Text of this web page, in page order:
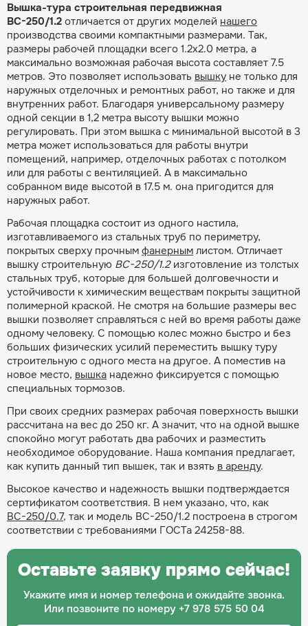
Вышка-тура строительная передвижная
ВС-250/1.2 отличается от других моделей нашего
производства своими компактными размерами. Так,
размеры рабочей площадки всего 1.2х2.0 метра, а
максимально возможная рабочая высота составляет 7.5
метров. Это позволяет использовать вышку не только для
наружных отделочных и ремонтных работ, но также и для
внутренних работ. Благодаря универсальному размеру
одной секции в 1,2 метра высоту вышки можно
регулировать. При этом вышка с минимальной высотой в 3
метра может использоваться для работы внутри
помещений, например, отделочных работах с потолком
или для работы с вентиляцией. А в максимально
собранном виде высотой в 17.5 м. она пригодится для
наружных работ.
Рабочая площадка состоит из одного настила,
изготавливаемого из стальных труб по периметру,
покрытых сверху прочным фанерным листом. Отличает
вышку строительную ВС-250/1.2изготовление из толстых
стальных труб, которые для большей долговечности и
устойчивости к химическим веществам покрыты защитной
полимерной краской. Не смотря на большие размеры вес
вышки позволяет справляться с ней во время работы даже
одному человеку. С помощью колес можно быстро и без
больших физических усилий переместить вышку туру
строительную с одного места на другое. А поместив на
новое место, вышка надежно фиксируется с помощью
специальных тормозов.
При своих средних размерах рабочая поверхность вышки
рассчитана на вес до 250 кг. А значит, что на одной вышке
спокойно могут работать два рабочих и разместить
необходимое оборудование. Наша компания предлагает,
как купить данный тип вышек, так и взять в аренду.
Высокое качество и надежность вышки подтверждается
сертификатом соответствия. В нем указано, что, как
ВС-250/0.7, так и модель ВС-250/1.2 построена в строгом
соответствии с требованиями ГОСТа 24258-88.
Оставьте заявку прямо сейчас!
Укажите имя и номер телефона и ожидайте звонка.
Или позвоните по номеру +7 978 575 50 04